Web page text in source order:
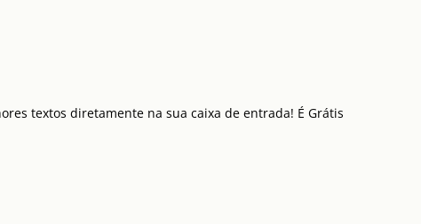
textos diretamente na sua caixa de entrada! É Grátis